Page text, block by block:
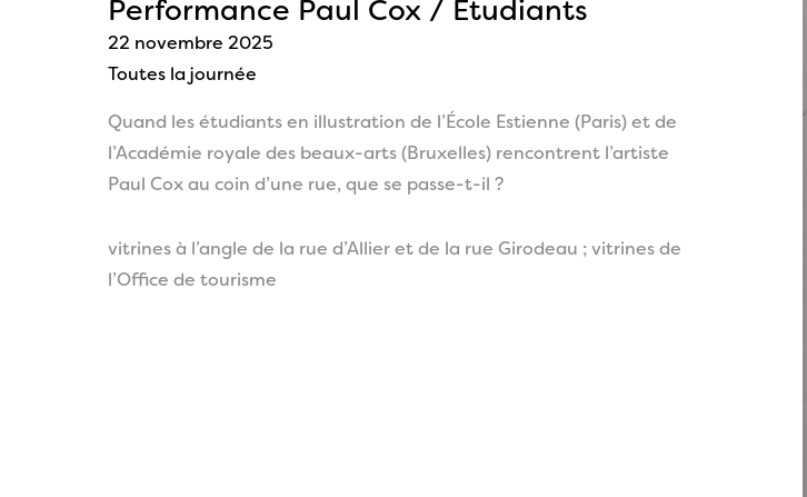
Performance Paul Cox / Étudiants
22 novembre 2025
Toutes la journée
Quand les étudiants en illustration de l’École Estienne (Paris) et de
l’Académie royale des beaux-arts (Bruxelles) rencontrent l’artiste
Paul Cox au coin d’une rue, que se passe-t-il ?
vitrines à l’angle de la rue d’Allier et de la rue Girodeau ; vitrines de
l’Office de tourisme